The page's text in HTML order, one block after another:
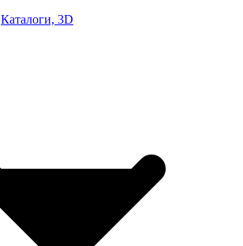
Каталоги, 3D